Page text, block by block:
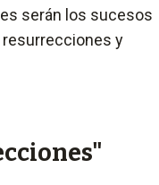
serán los sucesos
y